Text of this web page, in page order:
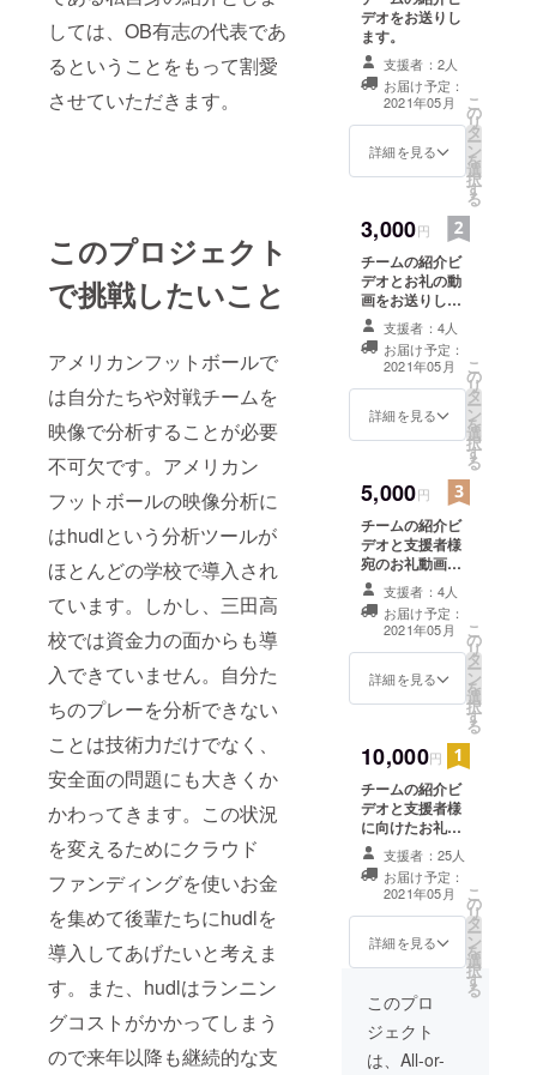
しては、OB有志の代表であ
るということをもって割愛
させていただきます。
このプロジェクト
で挑戦したいこと
アメリカンフットボールで
は自分たちや対戦チームを
映像で分析することが必要
不可欠です。アメリカン
フットボールの映像分析に
はhudlという分析ツールが
ほとんどの学校で導入され
ています。しかし、三田高
校では資金力の面からも導
入できていません。自分た
ちのプレーを分析できない
ことは技術力だけでなく、
安全面の問題にも大きくか
かわってきます。この状況
を変えるためにクラウド
ファンディングを使いお金
を集めて後輩たちにhudlを
導入してあげたいと考えま
す。また、hudlはランニン
グコストがかかってしまう
ので来年以降も継続的な支
デオをお送りし
ます。
支援者：2人
お届け予定：
2021年05月
詳細を見る
こ
の
リ
タ
ー
ン
を
選
択
す
る
3,000円
チームの紹介ビ
デオとお礼の動
画をお送りしま
す。支援者：4人
お届け予定：
2021年05月
詳細を見る
こ
の
リ
タ
ー
ン
を
選
択
す
る
5,000円
チームの紹介ビ
デオと支援者様
宛のお礼動画を
お送りします。
支援者：4人
お届け予定：
2021年05月
詳細を見る
こ
の
リ
タ
ー
ン
を
選
択
す
る
10,000円
チームの紹介ビ
デオと支援者様
に向けたお礼の
動画、現役部員
によるスペシャ
ル動画をお送り
します。
支援者：25人
お届け予定：
2021年05月
詳細を見る
こ
の
リ
タ
ー
ン
を
選
択
す
る
このプロ
ジェクト
は、All-or-